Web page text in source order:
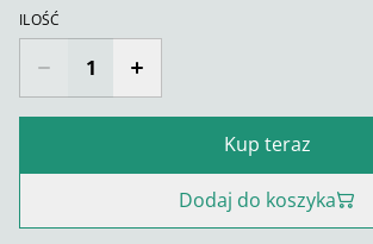
ILOŚĆ
Kup teraz
Dodaj do koszyka